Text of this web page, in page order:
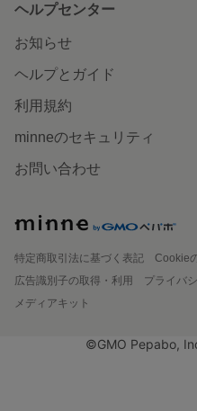
ヘルプセンター
お知らせ
ヘルプとガイド
利用規約
minneのセキュリティ
お問い合わせ
特定商取引法に基づく表記
Cookie
広告識別子の取得・利用
プライバ
メディアキット
©GMO Pepabo,